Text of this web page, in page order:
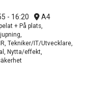
- 16:20 A4
+ På plats,
Tekniker/IT/Utvecklare,
Nytta/effekt,